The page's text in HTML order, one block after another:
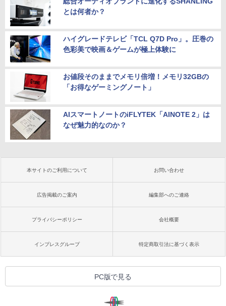
とは何者か？
ハイグレードテレビ「TCL Q7D Pro」。圧巻の
色彩美で映画＆ゲームが極上体験に
お値段そのままでメモリ倍増！メモリ32GBの
「お得なゲーミングノート」
AIスマートノートのiFLYTEK「AINOTE 2」は
なぜ魅力的なのか？
本サイトのご利用について お問い合わせ
広告掲載のご案内 編集部へのご連絡
プライバシーポリシー 会社概要
インプレスグループ 特定商取引法に基づく表示
PC版で見る